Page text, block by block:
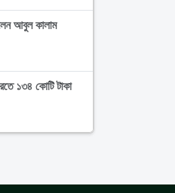
আবুল কালাম
১৩৪ কোটি টাকা